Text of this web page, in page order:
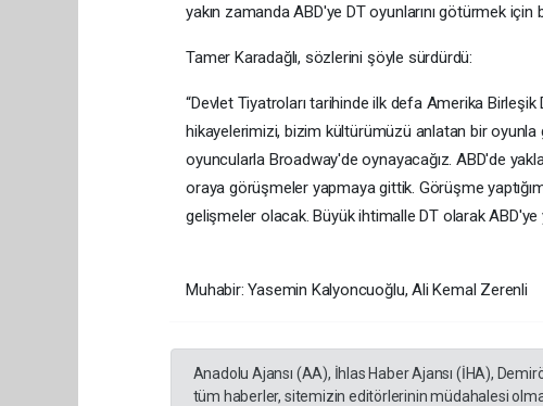
yakın zamanda ABD'ye DT oyunlarını götürmek için
Tamer Karadağlı, sözlerini şöyle sürdürdü:
“Devlet Tiyatroları tarihinde ilk defa Amerika
hikayelerimizi, bizim kültürümüzü anlatan bir
oyuncularla Broadway'de oynayacağız. ABD'de
oraya görüşmeler yapmaya gittik. Görüşme
gelişmeler olacak. Büyük ihtimalle DT olarak
Muhabir: Yasemin Kalyoncuoğlu, Ali Kemal Zerenli
Anadolu Ajansı (AA), İhlas Haber Ajansı (İHA),
tüm haberler, sitemizin editörlerinin müdahalesi